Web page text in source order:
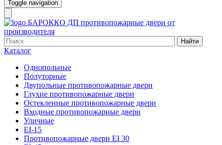
Toggle navigation
БАРОККО ДП противопожарные двери от
производителя
Найти
Каталог
Однопольные
Полуторные
Двупольные противопожарные двери
Глухие противопожарные двери
Остекленные противопожарные двери
Входные противопожарные двери
Уличные
EI-15
Противопожарные двери EI 30